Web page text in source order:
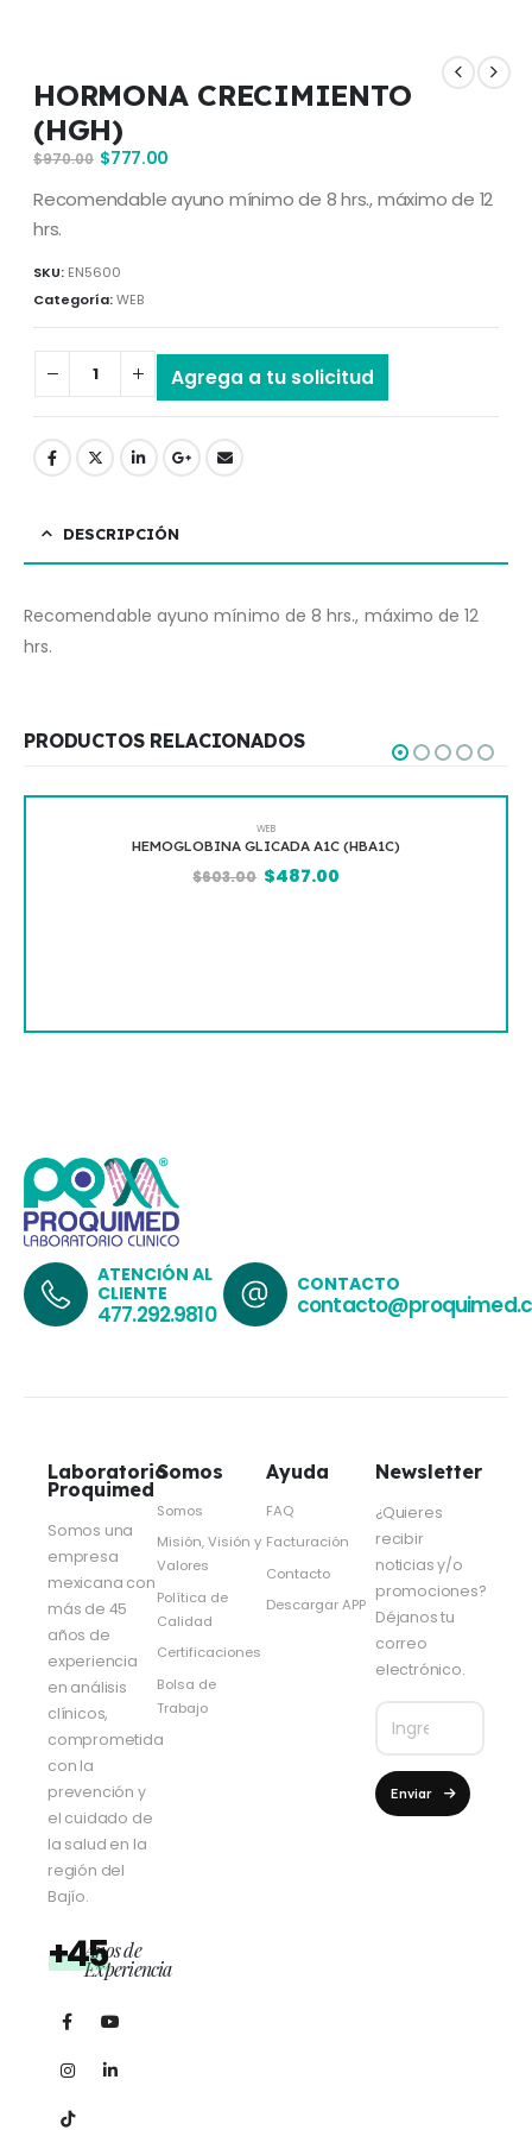
HORMONA CRECIMIENTO
(HGH)
$970.00 $777.00
Recomendable ayuno mínimo de 8 hrs., máximo de 12
hrs.
SKU: EN5600
Categoría:WEB
Agrega a tu solicitud
DESCRIPCIÓN
Recomendable ayuno mínimo de 8 hrs., máximo de 12
hrs.
PRODUCTOS RELACIONADOS
WEB
HEMOGLOBINA GLICADA A1C (HBA1C)
$603.00 $487.00
ATENCIÓN AL
CLIENTE
477.292.9810
CONTACTO
Laboratorio
Proquimed
Somos una
empresa
mexicana con
más de 45
años de
experiencia
en análisis
clínicos,
comprometida
con la
prevención y
el cuidado de
la salud en la
región del
Bajío.
+45Años de
Experiencia
Somos
Somos
Misión, Visión y
Valores
Política de
Calidad
Certificaciones
Bolsa de
Trabajo
Ayuda
FAQ
Facturación
Contacto
Descargar APP
Newsletter
¿Quieres
recibir
noticias y/o
promociones?
Déjanos tu
correo
electrónico.
Enviar